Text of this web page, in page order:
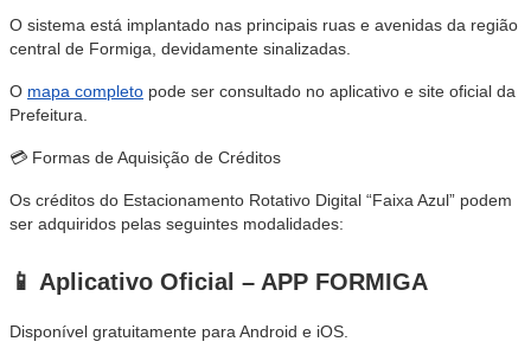
O sistema está implantado nas principais ruas e avenidas da região
central de Formiga, devidamente sinalizadas.
O mapa completo pode ser consultado no aplicativo e site oficial da
Prefeitura.
💳 Formas de Aquisição de Créditos
Os créditos do Estacionamento Rotativo Digital “Faixa Azul” podem
ser adquiridos pelas seguintes modalidades:
📱 Aplicativo Oficial – APP FORMIGA
Disponível gratuitamente para Android e iOS.